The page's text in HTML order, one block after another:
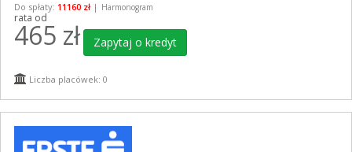
Do spłaty: 11160 zł | Harmonogram
rata od
465 zł Zapytaj o kredyt
Liczba placówek: 0